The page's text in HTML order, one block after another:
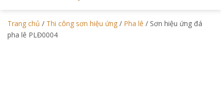
Trang chủ / Thi công sơn hiệu ứng / Pha lê / Sơn hiệu ứng đá
pha lê PLĐ0004